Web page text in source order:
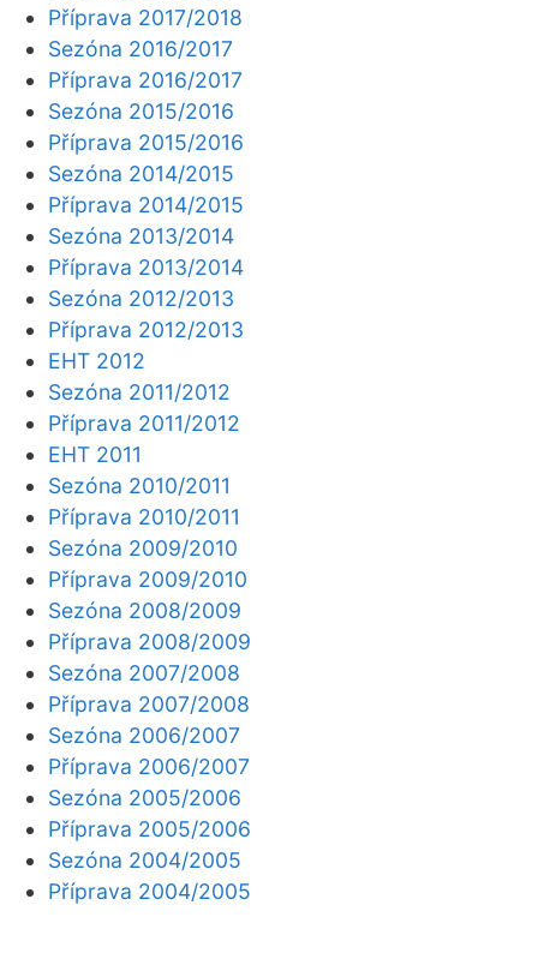
Příprava 2017/2018
Sezóna 2016/2017
Příprava 2016/2017
Sezóna 2015/2016
Příprava 2015/2016
Sezóna 2014/2015
Příprava 2014/2015
Sezóna 2013/2014
Příprava 2013/2014
Sezóna 2012/2013
Příprava 2012/2013
EHT 2012
Sezóna 2011/2012
Příprava 2011/2012
EHT 2011
Sezóna 2010/2011
Příprava 2010/2011
Sezóna 2009/2010
Příprava 2009/2010
Sezóna 2008/2009
Příprava 2008/2009
Sezóna 2007/2008
Příprava 2007/2008
Sezóna 2006/2007
Příprava 2006/2007
Sezóna 2005/2006
Příprava 2005/2006
Sezóna 2004/2005
Příprava 2004/2005